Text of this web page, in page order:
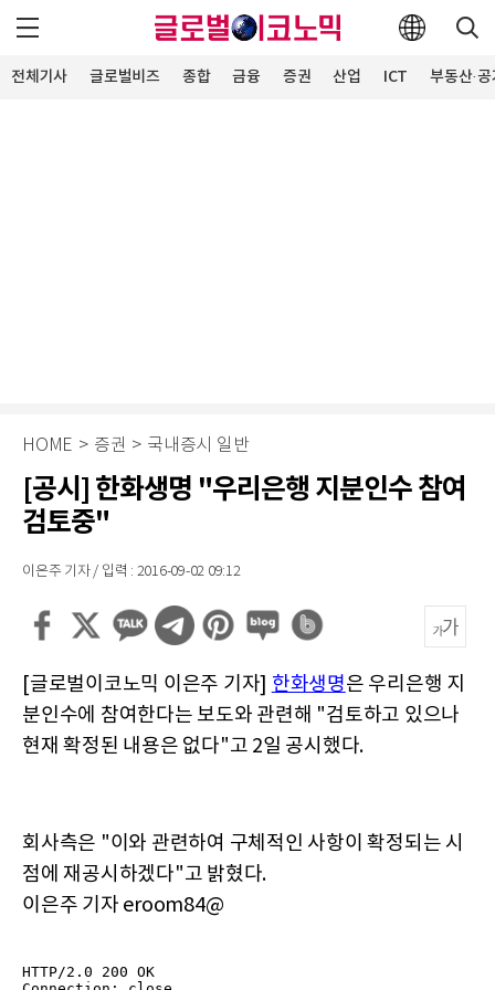
전체기사 글로벌비즈 종합 금융 증권 산업 ICT 부동산·
HOME > 증권 > 국내증시 일반
[공시] 한화생명 "우리은행 지분인수 참여
검토중"
이은주 기자 / 입력 : 2016-09-02 09:12
[글로벌이코노믹 이은주 기자] 한화생명은 우리은행 지
분인수에 참여한다는 보도와 관련해 "검토하고 있으나
현재 확정된 내용은 없다"고 2일 공시했다.
회사측은 "이와 관련하여 구체적인 사항이 확정되는 시
점에 재공시하겠다"고 밝혔다.
이은주 기자 eroom84@